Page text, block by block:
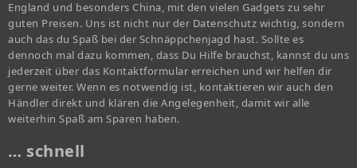
England und besonders China, mit den vielen Gadgets zu sehr
guten Preisen. Uns ist nicht nur der Datenschutz wichtig, sondern
auch das du Spaß bei der Schnäppchenjagd hast. Sollte es
dennoch mal dazu kommen, dass Du Hilfe brauchst, kannst du uns
jederzeit über das Kontaktformular erreichen und wir helfen dir
gerne weiter. Wenn es notwendig ist, kontaktieren wir auch den
Händler direkt und klären die Angelegenheit, damit wir alle
weiterhin Spaß am Sparen haben.
… schnell